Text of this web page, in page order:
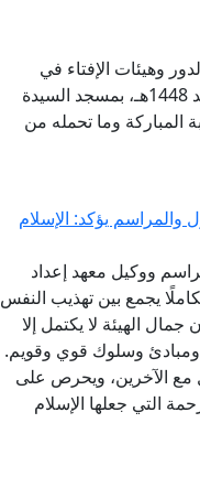
وهيئات الإفتاء في
العالم، مساء اليوم الإثنين، احتفال وزارة الأوقاف بمناسبة حلول العام الهجري الجديد 1448هـ، بمسجد السيدة
المباركة وما تحمله من
والمراسم يؤكد: الإسلام
ووكيل معهد إعداد
يجمع بين تهذيب النفس
الهيئة لا يكتمل إلا
ومبادئ وسلوك قوي وقويم.
مع الآخرين، ويحرص على
التي جعلها الإسلام